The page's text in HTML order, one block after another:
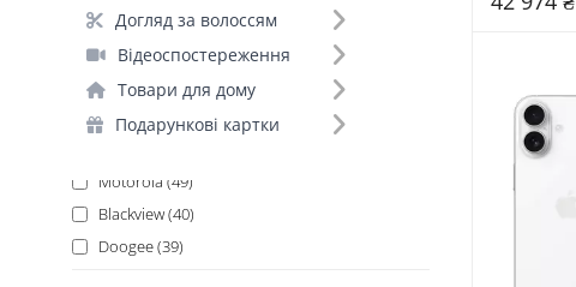
Догляд за волоссям
Відеоспостереження
Товари для дому
Подарункові картки
Samsung (131)
Google (129)
Oukitel (112)
Infinix (71)
Motorola (49)
Blackview (40)
Doogee (39)